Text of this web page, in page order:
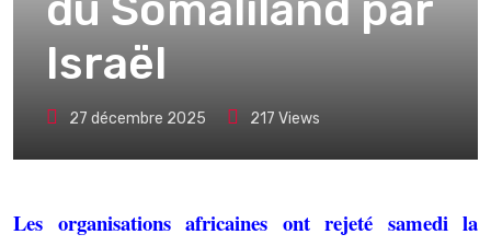
Israël
27 décembre 2025 217 Views
Les organisations africaines ont rejeté samedi la